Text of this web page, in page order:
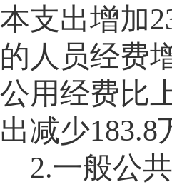
本支出增加
的人员经费
公用经费比
出减少183.8
2.一般公